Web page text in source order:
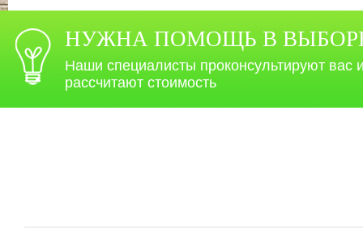
НУЖНА ПОМОЩЬ В
Наши специалисты проконсультируют вас
рассчитают стоимость